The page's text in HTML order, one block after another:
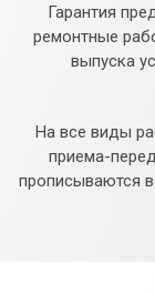
Гарантия
ремонтные
выпуска
На все виды
приема-
прописываются